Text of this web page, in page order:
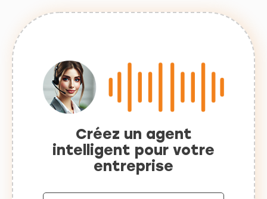
Créez un agent
intelligent pour votre
entreprise